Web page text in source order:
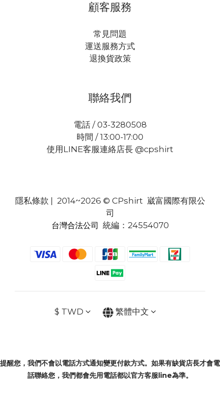
顧客服務
常見問題
運送服務方式
退換貨政策
聯絡我們
電話 / 03-3280508
時間 / 13:00-17:00
使用LINE客服連絡店長 @cpshirt
隱私條款 | 2014~2026 © CPshirt 崴富國際有限公
司
台灣合法公司 統編：24554070
$ TWD 繁體中文
提醒您，我們不會以電話方式通知變更付款方式。如果有缺貨店長才會電
話聯絡您，我們都會先用電話都以官方客服line為準。